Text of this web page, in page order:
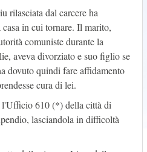
rilasciata dal carcere ha
in cui tornare. Il marito,
comuniste durante la
aveva divorziato e suo figlio se
dovuto quindi fare affidamento
cura di lei.
610 (*) della città di
lasciandola in difficoltà